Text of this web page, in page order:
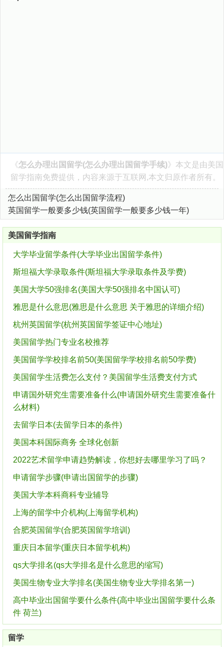
《怎么办理出国留学(怎么办理出国留学手续)》本文是由美国
留学指南免费提供，内容来源于互联网,本文归原作者所有。
怎么出国留学(怎么出国留学流程)
英国留学一般要多少钱(英国留学一般要多少钱一年)
美国留学指南
大学毕业留学条件(大学毕业出国留学条件)
斯坦福大学录取条件(斯坦福大学录取条件及学费)
美国大学50强排名(美国大学50强排名中国认可)
雅思是什么意思(雅思是什么意思 关于雅思的详细介绍)
杭州英国留学(杭州英国留学签证中心地址)
美国留学热门专业名校推荐
美国留学学校排名前50(美国留学学校排名前50学费)
美国留学生活费怎么支付？美国留学生活费支付方式
申请国外研究生需要准备什么(申请国外研究生需要准备什
么材料)
去留学日本(去留学日本的条件)
美国本科国际商务 全球化创新
2022艺术留学申请趋势解读，你想好去哪里学习了吗？
申请留学步骤(申请出国留学的步骤)
美国大学本科商科专业辅导
上海的留学中介机构(上海留学机构)
合肥英国留学(合肥英国留学培训)
重庆日本留学(重庆日本留学机构)
qs大学排名(qs大学排名是什么意思的缩写)
美国生物专业大学排名(美国生物专业大学排名第一)
高中毕业出国留学要什么条件(高中毕业出国留学要什么条
件 荷兰)
留学